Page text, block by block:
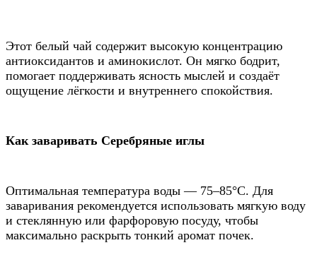
Этот белый чай содержит высокую концентрацию
антиоксидантов и аминокислот. Он мягко бодрит,
помогает поддерживать ясность мыслей и создаёт
ощущение лёгкости и внутреннего спокойствия.
Как заваривать Серебряные иглы
Оптимальная температура воды — 75–85°C. Для
заваривания рекомендуется использовать мягкую воду
и стеклянную или фарфоровую посуду, чтобы
максимально раскрыть тонкий аромат почек.